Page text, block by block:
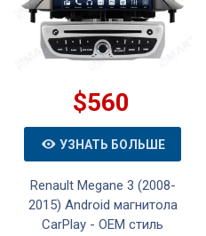
$560
УЗНАТЬ БОЛЬШЕ
Renault Megane 3 (2008-
2015) Android магнитола
CarPlay - OEM стиль